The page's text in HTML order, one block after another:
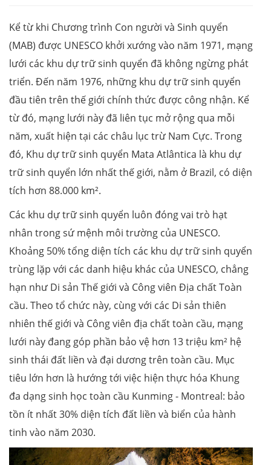
Kể từ khi Chương trình Con người và Sinh quyển
(MAB) được UNESCO khởi xướng vào năm 1971, mạng
lưới các khu dự trữ sinh quyển đã không ngừng phát
triển. Đến năm 1976, những khu dự trữ sinh quyển
đầu tiên trên thế giới chính thức được công nhận. Kể
từ đó, mạng lưới này đã liên tục mở rộng qua mỗi
năm, xuất hiện tại các châu lục trừ Nam Cực. Trong
đó, Khu dự trữ sinh quyển Mata Atlântica là khu dự
trữ sinh quyển lớn nhất thế giới, nằm ở Brazil, có diện
tích hơn 88.000 km².
Các khu dự trữ sinh quyển luôn đóng vai trò hạt
nhân trong sứ mệnh môi trường của UNESCO.
Khoảng 50% tổng diện tích các khu dự trữ sinh quyển
trùng lặp với các danh hiệu khác của UNESCO, chẳng
hạn như Di sản Thế giới và Công viên Địa chất Toàn
cầu. Theo tổ chức này, cùng với các Di sản thiên
nhiên thế giới và Công viên địa chất toàn cầu, mạng
lưới này đang góp phần bảo vệ hơn 13 triệu km² hệ
sinh thái đất liền và đại dương trên toàn cầu. Mục
tiêu lớn hơn là hướng tới việc hiện thực hóa Khung
đa dạng sinh học toàn cầu Kunming - Montreal: bảo
tồn ít nhất 30% diện tích đất liền và biển của hành
tinh vào năm 2030.